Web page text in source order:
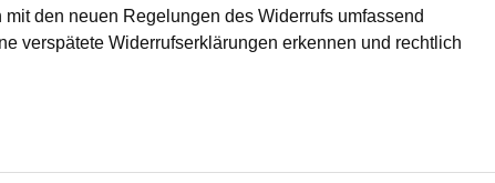
den neuen Regelungen des Widerrufs umfassend
verspätete Widerrufserklärungen erkennen und rechtlich